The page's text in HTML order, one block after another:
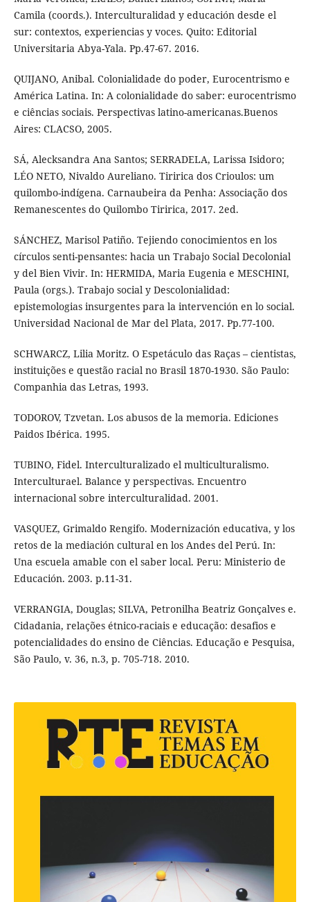
Camila (coords.). Interculturalidad y educación desde el
sur: contextos, experiencias y voces. Quito: Editorial
Universitaria Abya-Yala. Pp.47-67. 2016.
QUIJANO, Anibal. Colonialidade do poder, Eurocentrismo e
América Latina. In: A colonialidade do saber: eurocentrismo
e ciências sociais. Perspectivas latino-americanas.Buenos
Aires: CLACSO, 2005.
SÁ, Alecksandra Ana Santos; SERRADELA, Larissa Isidoro;
LÉO NETO, Nivaldo Aureliano. Tiririca dos Crioulos: um
quilombo-indígena. Carnaubeira da Penha: Associação dos
Remanescentes do Quilombo Tiririca, 2017. 2ed.
SÁNCHEZ, Marisol Patiño. Tejiendo conocimientos en los
círculos senti-pensantes: hacia un Trabajo Social Decolonial
y del Bien Vivir. In: HERMIDA, Maria Eugenia e MESCHINI,
Paula (orgs.). Trabajo social y Descolonialidad:
epistemologias insurgentes para la intervención en lo social.
Universidad Nacional de Mar del Plata, 2017. Pp.77-100.
SCHWARCZ, Lilia Moritz. O Espetáculo das Raças – cientistas,
instituições e questão racial no Brasil 1870-1930. São Paulo:
Companhia das Letras, 1993.
TODOROV, Tzvetan. Los abusos de la memoria. Ediciones
Paidos Ibérica. 1995.
TUBINO, Fidel. Interculturalizado el multiculturalismo.
Interculturael. Balance y perspectivas. Encuentro
internacional sobre interculturalidad. 2001.
VASQUEZ, Grimaldo Rengifo. Modernización educativa, y los
retos de la mediación cultural en los Andes del Perú. In:
Una escuela amable con el saber local. Peru: Ministerio de
Educación. 2003. p.11-31.
VERRANGIA, Douglas; SILVA, Petronilha Beatriz Gonçalves e.
Cidadania, relações étnico-raciais e educação: desafios e
potencialidades do ensino de Ciências. Educação e Pesquisa,
São Paulo, v. 36, n.3, p. 705-718. 2010.